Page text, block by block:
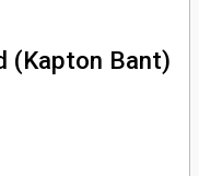
(Kapton Bant)